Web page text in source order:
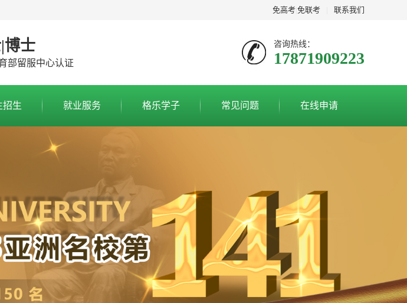
免高考 免联考 联系我们
博士
部留服中心认证
咨询热线：
17871909223
招生 就业服务 格乐学子 常见问题 在线申请